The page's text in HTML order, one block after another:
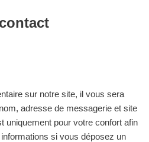
sur notre site, il vous sera
adresse de messagerie et site
uniquement pour votre confort afin
si vous déposez un